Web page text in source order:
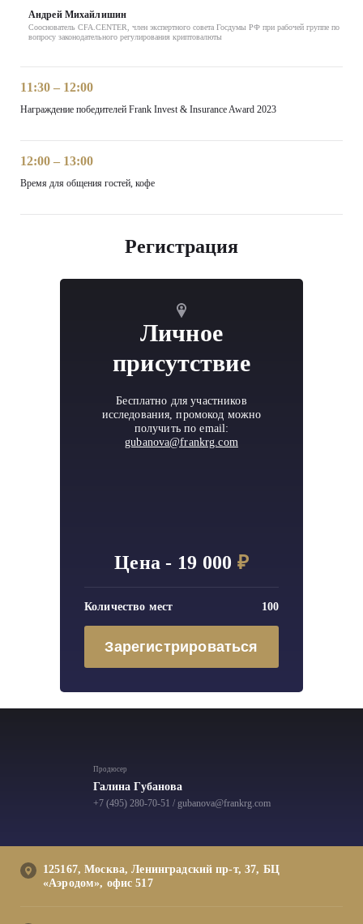
Андрей Михайлишин
Сооснователь CFA.CENTER, член экспертного совета Госдумы РФ при рабочей группе по
вопросу законодательного регулирования криптовалюты
11:30 – 12:00
Награждение победителей Frank Invest & Insurance Award 2023
12:00 – 13:00
Время для общения гостей, кофе
Регистрация
Личное
присутствие
Бесплатно для участников
исследования, промокод можно
получить по email:
gubanova@frankrg.com
Цена - 19 000 ₽
100
Количество мест
Зарегистрироваться
Продюсер
Галина Губанова
+7 (495) 280-70-51 / gubanova@frankrg.com
125167, Москва, Ленинградский пр-т, 37, БЦ
«Аэродом», офис 517